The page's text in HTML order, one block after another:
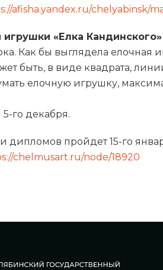
afisha.yandex.ru/chelyabinsk/
«Елка Кандинского»
Как бы выглядела елочная
быть, в виде квадрата,
елочную игрушку,
5-го декабря.
дипломов пройдет 15-го
chelmusart.ru/node/18920